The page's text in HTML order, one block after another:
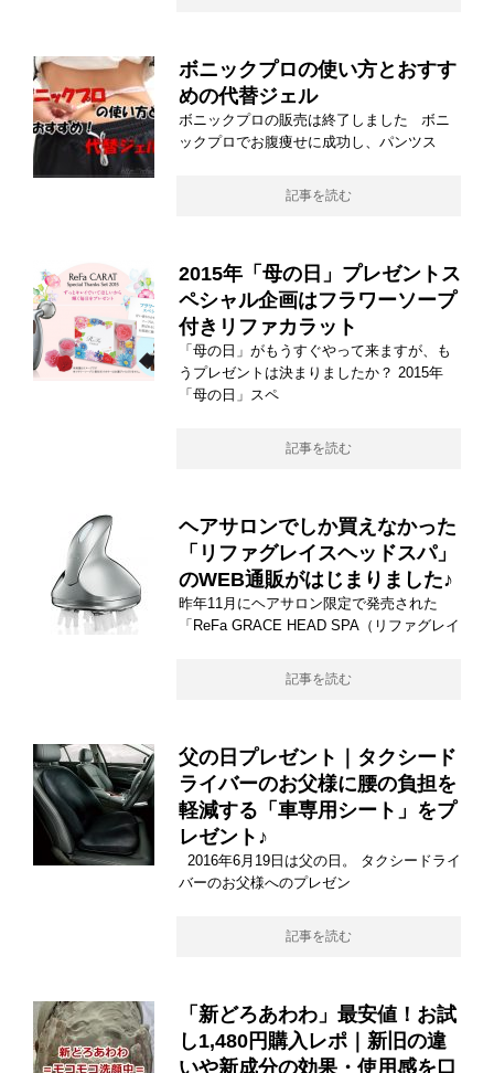
ボニックプロの使い方とおすす
めの代替ジェル
ボニックプロの販売は終了しました ボニ
ックプロでお腹痩せに成功し、パンツス
記事を読む
2015年「母の日」プレゼントス
ペシャル企画はフラワーソープ
付きリファカラット
「母の日」がもうすぐやって来ますが、も
うプレゼントは決まりましたか？ 2015年
「母の日」スペ
記事を読む
ヘアサロンでしか買えなかった
「リファグレイスヘッドスパ」
のWEB通販がはじまりました♪
昨年11月にヘアサロン限定で発売された
「ReFa GRACE HEAD SPA（リファグレイ
記事を読む
父の日プレゼント｜タクシード
ライバーのお父様に腰の負担を
軽減する「車専用シート」をプ
レゼント♪
2016年6月19日は父の日。 タクシードライ
バーのお父様へのプレゼン
記事を読む
「新どろあわわ」最安値！お試
し1,480円購入レポ｜新旧の違
いや新成分の効果・使用感を口